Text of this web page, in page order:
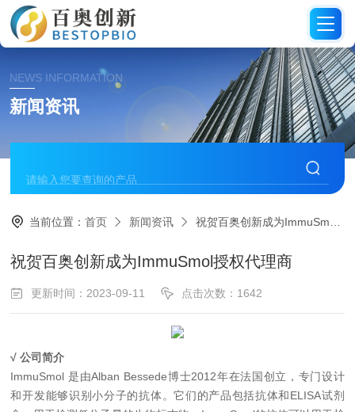
NEWS INFORMATION
新闻资讯
当前位置：首页 新闻资讯 祝贺百奥创新成为ImmuSmol授权代理商
祝贺百奥创新成为ImmuSmol授权代理商
更新时间：2023-09-11 点击次数：1642
√ 公司简介
ImmuSmol是由Alban Bessede博士2012年在法国创立 ，专门设计
和开发能够识别小分子的抗体。它们的产品包括抗体和ELISA试剂